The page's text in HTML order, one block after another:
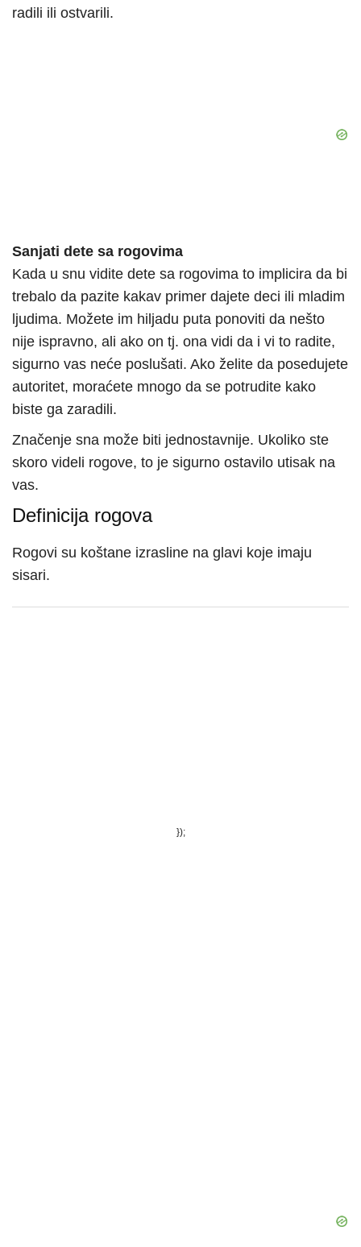
radili ili ostvarili.
Sanjati dete sa rogovima
Kada u snu vidite dete sa rogovima to implicira da bi
trebalo da pazite kakav primer dajete deci ili mladim
ljudima. Možete im hiljadu puta ponoviti da nešto
nije ispravno, ali ako on tj. ona vidi da i vi to radite,
sigurno vas neće poslušati. Ako želite da posedujete
autoritet, moraćete mnogo da se potrudite kako
biste ga zaradili.
Značenje sna može biti jednostavnije. Ukoliko ste
skoro videli rogove, to je sigurno ostavilo utisak na
vas.
Definicija rogova
Rogovi su koštane izrasline na glavi koje imaju
sisari.
});